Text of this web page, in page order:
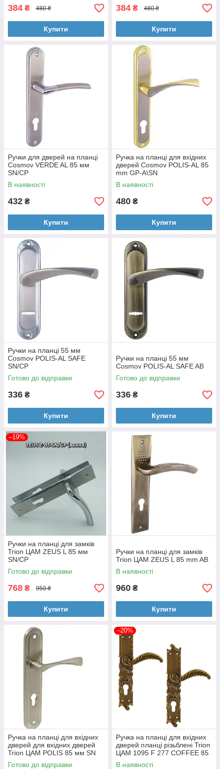
384 ₴ 480 ₴
Купити
384 ₴ 480 ₴
Купити
Ручки для дверей на планці
Cosmov VERDE AL 85 мм
SN/CP
В наявності
432 ₴
Купити
Ручка на планці для вхідних
дверей Cosmov POLIS-AL 85
mm GP-A\SN
В наявності
480 ₴
Купити
Ручки на планці 55 мм
Cosmov POLIS-AL SAFE
SN/CP
Готово до відправки
336 ₴
Купити
Ручки на планці 55 мм
Cosmov POLIS-AL SAFE AB
Готово до відправки
336 ₴
Купити
–19%
Ручки на планці для замків
Trion ЦАМ ZEUS L 85 мм
SN/CP
Готово до відправки
768 ₴ 950 ₴
Купити
Ручки на планці для замків
Trion ЦАМ ZEUS L 85 mm AB
В наявності
960 ₴
Купити
Ручка на планці для вхідних
дверей для вхідних дверей
Trion ЦАМ POLIS 85 мм SN
Широка
Готово до відправки
–20%
Ручка на планці для вхідних
дверей планці різьблені Trion
ЦАМ 1095 F 277 COFFEE 85
mm
В наявності